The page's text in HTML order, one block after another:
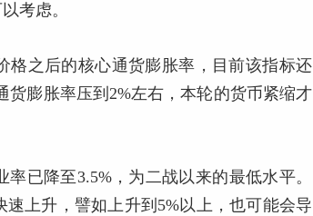
考虑。
格之后的核心通货膨胀率，目前该指标还
膨胀率压到2%左右，本轮的货币紧缩才
已降至3.5%，为二战以来的最低水平。
上升，譬如上升到5%以上，也可能会导